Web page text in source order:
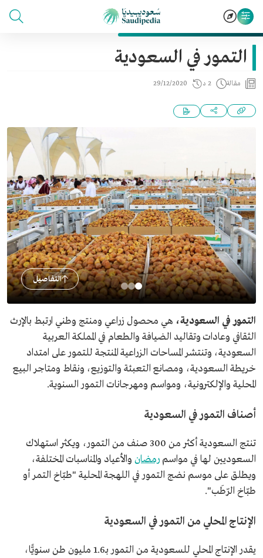
التمور في السعودية
مقالة 2 د 29/12/2020
التفاصيل
التمور في السعودية، هي محصول زراعي ومنتج وطني ارتبط بالإرث
الثقافي وعادات وتقاليد الضيافة والطعام في المملكة العربية
السعودية، وتنتشر المساحات الزراعية المنتجة للتمور على امتداد
خريطة السعودية، ومصانع التعبئة والتوزيع، ونقاط ومتاجر البيع
المحلية والإلكترونية، ومواسم ومهرجانات التمور السنوية.
أصناف التمور في السعودية
تنتج السعودية أكثر من 300 صنف من التمور، ويكثر استهلاك
السعوديين لها في مواسم رمضان والأعياد والمناسبات المختلفة،
ويطلق على موسم نضج التمور في اللهجة المحلية "طبّاخ التمر أو
طبّاخ الرّطَب".
الإنتاج المحلي من التمور في السعودية
يقدر الإنتاج المحلي للسعودية من التمور بـ1.6 مليون طن سنويًّا،